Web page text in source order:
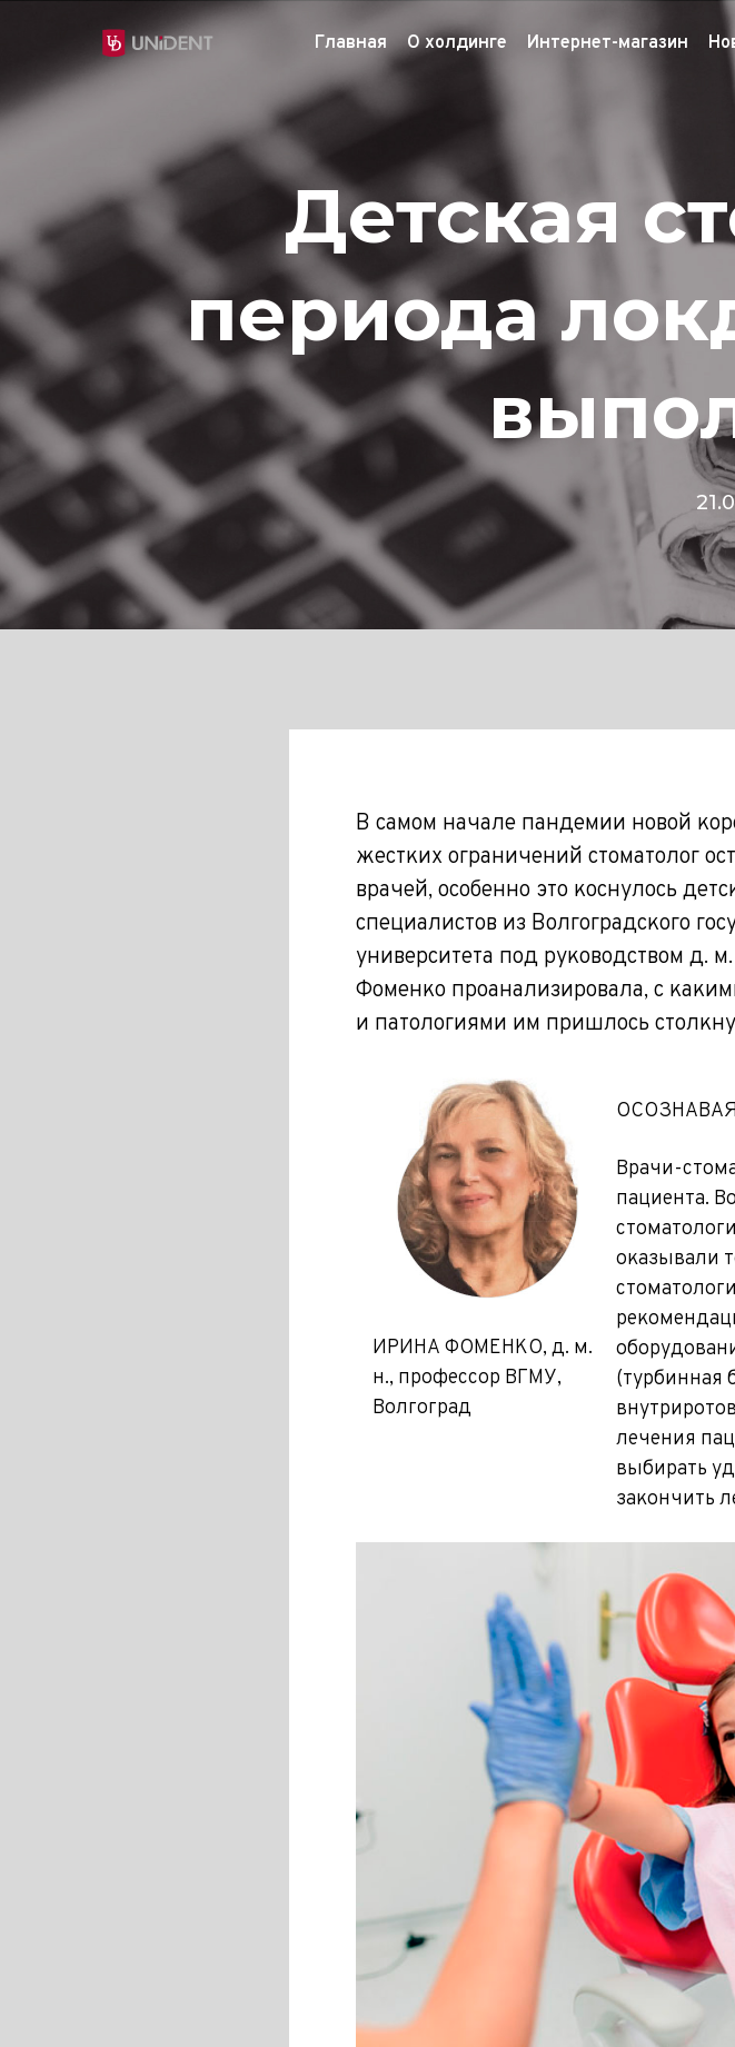
Главная О холдинге Интернет-магазин
Детская
периода
В самом начале пандемии новой
жестких ограничений стоматолог
врачей, особенно это коснулось
специалистов из Волгоградского
университета под руководством д.
Фоменко проанализировала, с
и патологиями им пришлось
ИРИНА ФОМЕНКО, д. м.
н., профессор ВГМУ,
Волгоград
Врачи-
пациента.
оказывали
(турбинная
лечения
выбирать
закончить